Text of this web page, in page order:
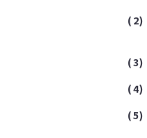
(2)
(3)
(4)
(5)